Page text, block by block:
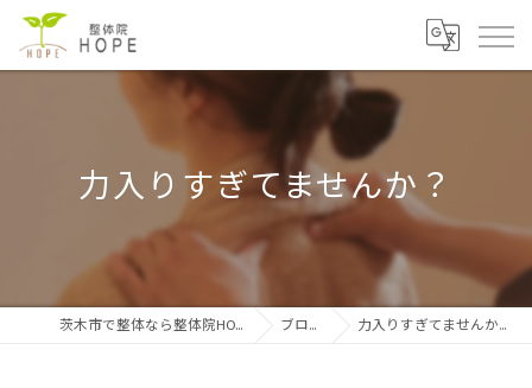
力入りすぎてませんか？
茨木市で整体なら整体院HOPE ブログ 力入りすぎてませんか？